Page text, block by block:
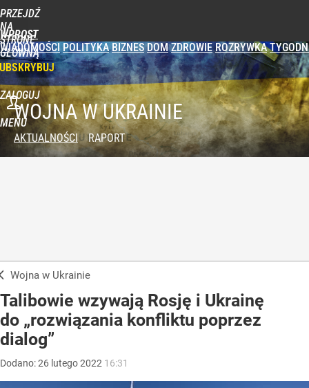
PRZEJDŹ
NA
STRONĘ
GŁÓWNĄ
WPROST
WIADOMOŚCI POLITYKA BIZNES DOM ZDROWIE ROZRYWKA
ZALOGUJ
MENUWOJNA W UKRAINIE
AKTUALNOŚCI RAPORT
Wojna w Ukrainie
Talibowie wzywają Rosję i Ukrainę
do „rozwiązania konfliktu poprzez
dialog”
Dodano:26 lutego2022 16:31